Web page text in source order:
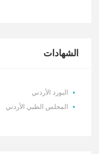
الشهادات
البورد الأردني
المجلس الطبي الأردني